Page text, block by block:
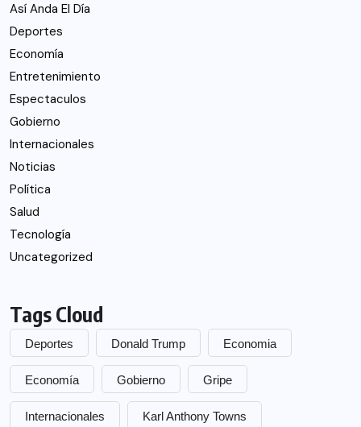
Así Anda El Día
Deportes
Economía
Entretenimiento
Espectaculos
Gobierno
Internacionales
Noticias
Política
Salud
Tecnología
Uncategorized
Tags Cloud
Deportes Donald Trump Economia
Economía Gobierno Gripe
Internacionales Karl Anthony Towns